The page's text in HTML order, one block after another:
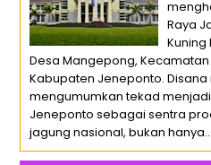
Raya
Kuning
Desa Mangepong, Kecamatan
Kabupaten Jeneponto. Disana
mengumumkan tekad
Jeneponto sebagai sentra
jagung nasional, bukan hanya...